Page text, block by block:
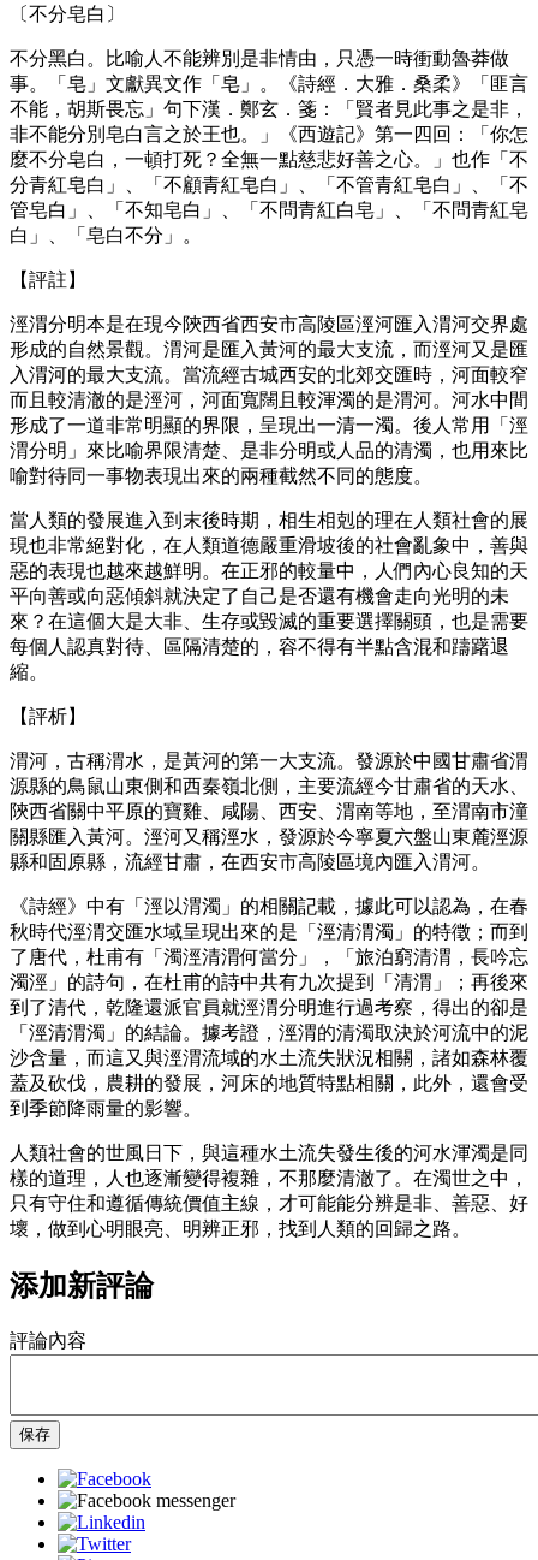
〔不分皂白〕
不分黑白。比喻人不能辨別是非情由，只憑一時衝動魯莽做
事。「皂」文獻異文作「皂」。《詩經．大雅．桑柔》「匪言
不能，胡斯畏忘」句下漢．鄭玄．箋：「賢者見此事之是非，
非不能分別皂白言之於王也。」《西遊記》第一四回：「你怎
麼不分皂白，一頓打死？全無一點慈悲好善之心。」也作「不
分青紅皂白」、「不顧青紅皂白」、「不管青紅皂白」、「不
管皂白」、「不知皂白」、「不問青紅白皂」、「不問青紅皂
白」、「皂白不分」。
【評註】
涇渭分明本是在現今陝西省西安市高陵區涇河匯入渭河交界處
形成的自然景觀。渭河是匯入黃河的最大支流，而涇河又是匯
入渭河的最大支流。當流經古城西安的北郊交匯時，河面較窄
而且較清澈的是涇河，河面寬闊且較渾濁的是渭河。河水中間
形成了一道非常明顯的界限，呈現出一清一濁。後人常用「涇
渭分明」來比喻界限清楚、是非分明或人品的清濁，也用來比
喻對待同一事物表現出來的兩種截然不同的態度。
當人類的發展進入到末後時期，相生相剋的理在人類社會的展
現也非常絕對化，在人類道德嚴重滑坡後的社會亂象中，善與
惡的表現也越來越鮮明。在正邪的較量中，人們內心良知的天
平向善或向惡傾斜就決定了自己是否還有機會走向光明的未
來？在這個大是大非、生存或毀滅的重要選擇關頭，也是需要
每個人認真對待、區隔清楚的，容不得有半點含混和躊躇退
縮。
【評析】
渭河，古稱渭水，是黃河的第一大支流。發源於中國甘肅省渭
源縣的鳥鼠山東側和西秦嶺北側，主要流經今甘肅省的天水、
陝西省關中平原的寶雞、咸陽、西安、渭南等地，至渭南市潼
關縣匯入黃河。涇河又稱涇水，發源於今寧夏六盤山東麓涇源
縣和固原縣，流經甘肅，在西安市高陵區境內匯入渭河。
《詩經》中有「涇以渭濁」的相關記載，據此可以認為，在春
秋時代涇渭交匯水域呈現出來的是「涇清渭濁」的特徵；而到
了唐代，杜甫有「濁涇清渭何當分」，「旅泊窮清渭，長吟忘
濁涇」的詩句，在杜甫的詩中共有九次提到「清渭」；再後來
到了清代，乾隆還派官員就涇渭分明進行過考察，得出的卻是
「涇清渭濁」的結論。據考證，涇渭的清濁取決於河流中的泥
沙含量，而這又與涇渭流域的水土流失狀況相關，諸如森林覆
蓋及砍伐，農耕的發展，河床的地質特點相關，此外，還會受
到季節降雨量的影響。
人類社會的世風日下，與這種水土流失發生後的河水渾濁是同
樣的道理，人也逐漸變得複雜，不那麼清澈了。在濁世之中，
只有守住和遵循傳統價值主線，才可能能分辨是非、善惡、好
壞，做到心明眼亮、明辨正邪，找到人類的回歸之路。
添加新評論
評論內容
保存